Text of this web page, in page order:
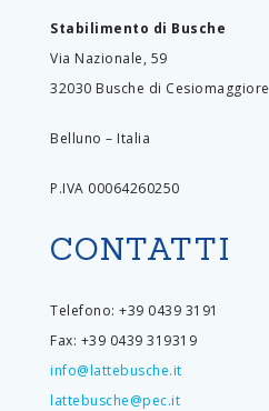
Stabilimento di Busche
Via Nazionale, 59
32030 Busche di Cesiomaggiore
Belluno – Italia
P.IVA 00064260250
CONTATTI
Telefono: +39 0439 3191
Fax: +39 0439 319319
info@lattebusche.it
lattebusche@pec.it